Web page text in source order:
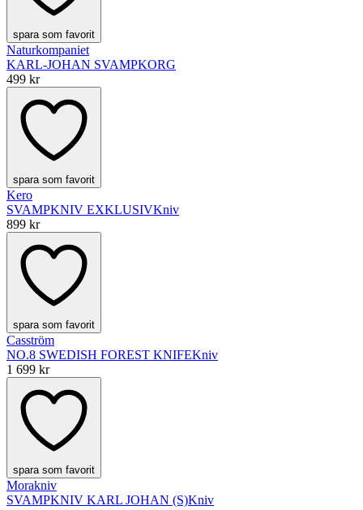
spara som favorit
Naturkompaniet
KARL-JOHAN SVAMPKORG
499 kr
spara som favorit
Kero
SVAMPKNIV EXKLUSIVKniv
899 kr
spara som favorit
Casström
NO.8 SWEDISH FOREST KNIFEKniv
1 699 kr
spara som favorit
Morakniv
SVAMPKNIV KARL JOHAN (S)Kniv